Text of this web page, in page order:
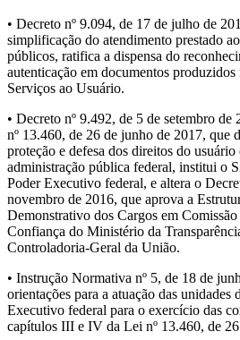
• Decreto nº 9.094, de 17 de julho de
simplificação do atendimento prestado
públicos, ratifica a dispensa do
autenticação em documentos
Serviços ao Usuário.
• Decreto nº 9.492, de 5 de setembro
nº 13.460, de 26 de junho de 2017, que
proteção e defesa dos direitos do
administração pública federal, institui o
Poder Executivo federal, e altera o
novembro de 2016, que aprova a
Demonstrativo dos Cargos em Comissão
Confiança do Ministério da
Controladoria-Geral da União.
• Instrução Normativa nº 5, de 18 de
orientações para a atuação das
Executivo federal para o exercício das
capítulos III e IV da Lei nº 13.460, de